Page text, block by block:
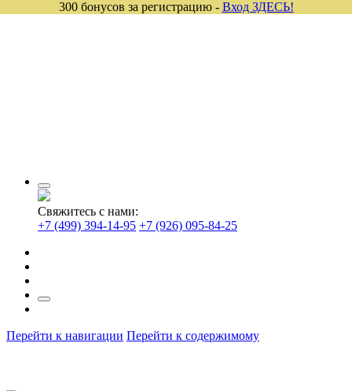
Свяжитесь с нами:
+7 (499) 394-14-95 +7 (926) 095-84-25
Перейти к навигации Перейти к содержимому
300 бонусов за регистрацию - Вход ЗДЕСЬ!